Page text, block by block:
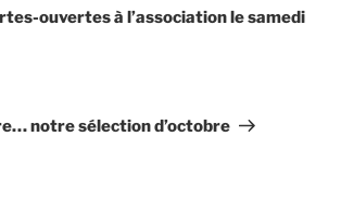
ouvertes à l’association le samedi
notre sélection d’octobre